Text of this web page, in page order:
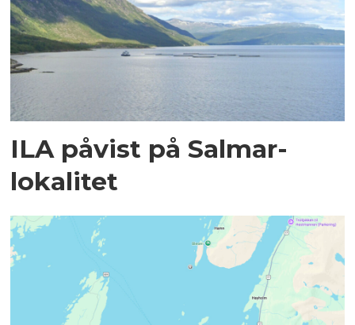
ILA påvist på Salmar-
lokalitet